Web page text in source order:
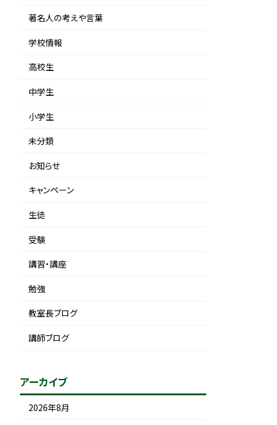
著名人の考えや言葉
学校情報
高校生
中学生
小学生
未分類
お知らせ
キャンペーン
生徒
受験
講習・講座
勉強
教室長ブログ
講師ブログ
アーカイブ
2026年8月